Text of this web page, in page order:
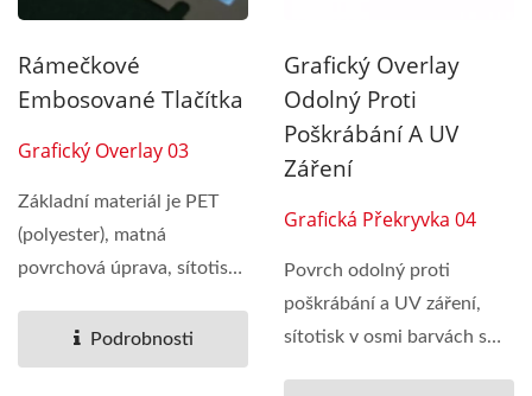
Rámečkové
Embosované Tlačítka
Grafický Overlay 03
Základní materiál je PET
(polyester), matná
povrchová úprava, sítotisk
Podrobnosti
Grafický Overlay
Odolný Proti
Poškrábání A UV
Záření
Grafická Překryvka 04
Povrch odolný proti
poškrábání a UV záření,
sítotisk v osmi barvách s